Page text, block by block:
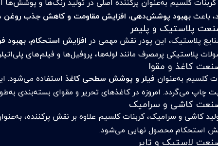
باعثبهبود پوشش‌دهی، افزایش مقاومت و کاهش جذب روغن
پلاستیک، این پودر نقش مهمی در افزایش استحکام،
پلاستیکی پرمصرف مانند لوله‌ها، پروفیل‌ها و فیلم‌های
کلسیم به‌عنوان فیلر و پوشش سطحی کاغذ استفاده می‌شود.
چاپ می‌گردد. امروزه در کاغذهای تحریر و مقوای بسته‌بندی
کاشی و سرامیک، کربنات کلسیم علاوه بر نقش پرکننده،
استحکام محصول نهایی می‌شود.